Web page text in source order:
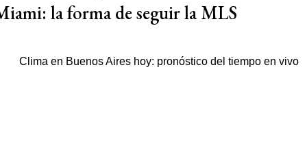
la forma de seguir la MLS